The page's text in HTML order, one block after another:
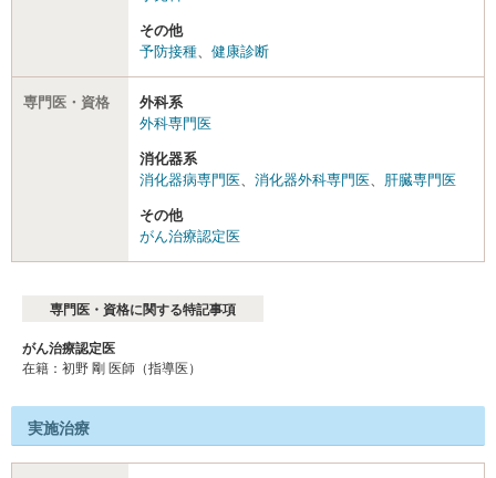
その他
予防接種、 健康診断
専門医・資格
外科系
外科専門医
消化器系
消化器病専門医、 消化器外科専門医、 肝臓専門医
その他
がん治療認定医
専門医・資格に関する特記事項
がん治療認定医
在籍：初野 剛 医師（指導医）
実施治療